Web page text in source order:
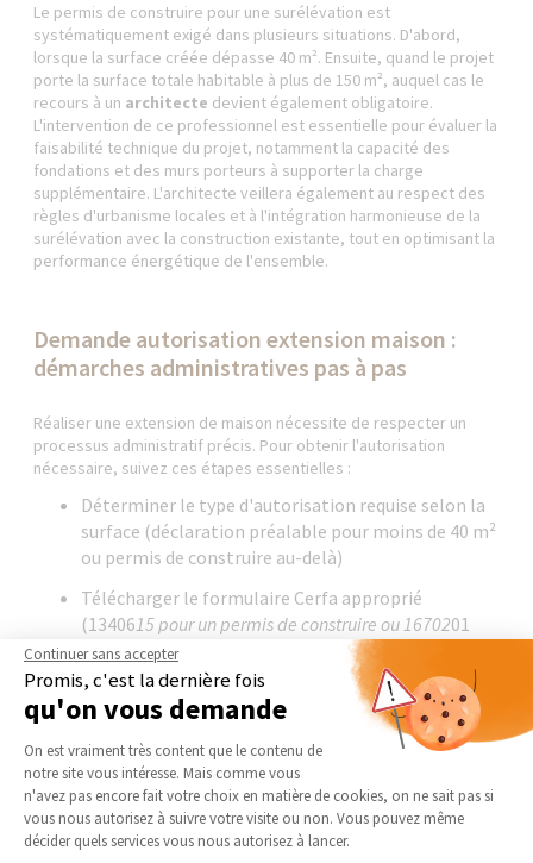
Le permis de construire pour une surélévation est
systématiquement exigé dans plusieurs situations. D'abord,
lorsque la surface créée dépasse 40 m². Ensuite, quand le projet
porte la surface totale habitable à plus de 150 m², auquel cas le
recours à un architecte devient également obligatoire.
L'intervention de ce professionnel est essentielle pour évaluer la
faisabilité technique du projet, notamment la capacité des
fondations et des murs porteurs à supporter la charge
supplémentaire. L'architecte veillera également au respect des
règles d'urbanisme locales et à l'intégration harmonieuse de la
surélévation avec la construction existante, tout en optimisant la
performance énergétique de l'ensemble.
Demande autorisation extension maison :
démarches administratives pas à pas
Réaliser une extension de maison nécessite de respecter un
processus administratif précis. Pour obtenir l'autorisation
nécessaire, suivez ces étapes essentielles :
Déterminer le type d'autorisation requise selon la
surface (déclaration préalable pour moins de 40 m²
ou permis de construire au-delà)
Télécharger le formulaire Cerfa approprié
(1340615 pour un permis de construire ou 1670201
pour une déclaration préalable)
Constituer un dossier complet avec plans,
photographies et exemplaires supplémentaires
demandés
Déposer votre dossier en mairie ou par voie
dématérialisée (obligatoire pour les communes de
plus de 3500 habitants)
Continuer sans accepter
Promis, c'est la dernière fois
qu'on vous demande
Plateforme de Gestion du
On est vraiment très content que le contenu de
notre site vous intéresse. Mais comme vous
n'avez pas encore fait votre choix en matière de cookies, on ne sait pas si
vous nous autorisez à suivre votre visite ou non. Vous pouvez même
décider quels services vous nous autorisez à lancer.
Axeptio consent